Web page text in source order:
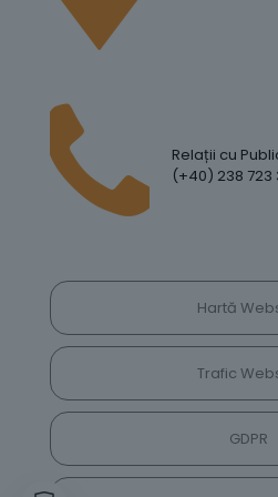
Relații cu
(+40) 238 723
Hartă
Trafic
GDPR